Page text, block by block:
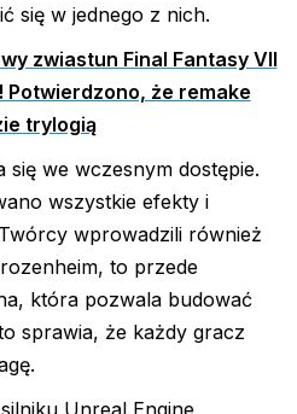
się w jednego z nich.
zwiastun Final Fantasy VII
Potwierdzono, że remake
trylogią
się we wczesnym dostępie.
wszystkie efekty i
wprowadzili również
to przede
która pozwala budować
sprawia, że każdy gracz